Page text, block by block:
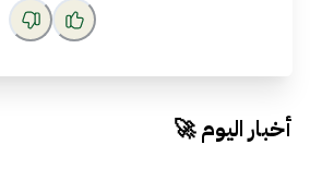
أخبار اليوم 🚀